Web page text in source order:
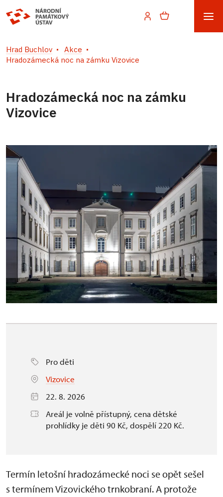
Hrad Buchlov
Akce
Hradozámecká noc na zámku Vizovice
Hradozámecká noc na zámku
Vizovice
Pro děti
Vizovice
22. 8. 2026
Areál je volně přístupný, cena dětské
prohlídky je děti 90 Kč, dospělí 220 Kč.
Termín letošní hradozámecké noci se opět sešel
s termínem Vizovického trnkobraní. A protože